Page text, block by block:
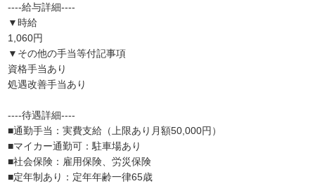
----給与詳細----
▼時給
1,060円
▼その他の手当等付記事項
資格手当あり
処遇改善手当あり
----待遇詳細----
■通勤手当：実費支給（上限あり月額50,000円）
■マイカー通勤可：駐車場あり
■社会保険：雇用保険、労災保険
■定年制あり：定年年齢一律65歳